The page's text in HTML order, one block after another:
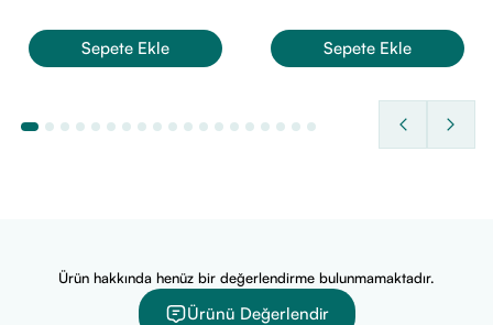
Zengin krem dokusu.
Sağlıklı günler dileriz!
Sepete Ekle Sepete Ekle
Ürün hakkında henüz bir değerlendirme bulunmamaktadır.
Ürünü Değerlendir